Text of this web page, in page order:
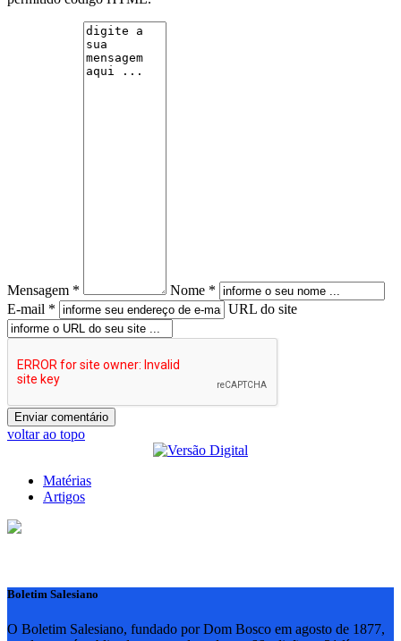
Mensagem *
Nome *
E-mail *
URL do site
voltar ao topo
Matérias
Artigos
Boletim Salesiano
O Boletim Salesiano, fundado por Dom Bosco em agosto de 1877,